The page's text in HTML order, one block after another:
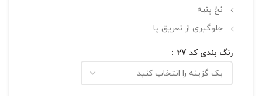
نخ پنبه
جلوگیری از تعریق پا
رنگ بندی کد 27